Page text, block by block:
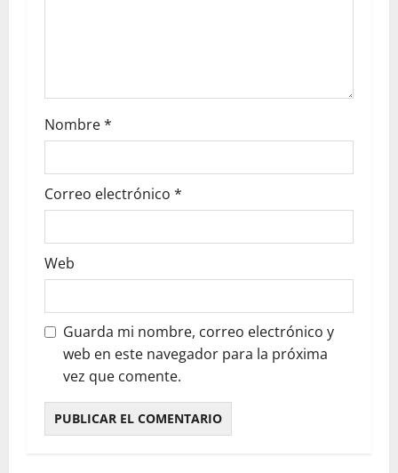
Nombre*
Correo electrónico *
Web
Guarda mi nombre, correo electrónico y
web en este navegador para la próxima
vez que comente.